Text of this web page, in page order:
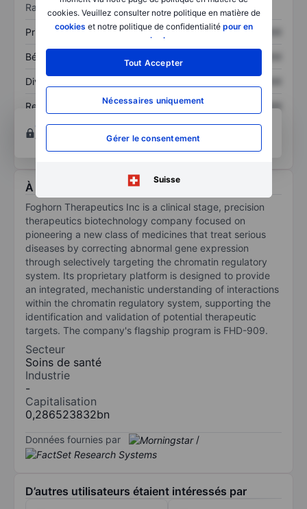
cookies. Veuillez consulter notre politique en matière de
cookies et notre politique de confidentialité pour en
savoir plus
Tout Accepter
Nécessaires uniquement
Gérer le consentement
Suisse
Ratios
Prix / ventes XXXXXXX XXXXXXX
Bénéfice par action
Dividende par action
Rendement des
XXXXXXX
XXXXXXX
Ouvrir un comptepour accéder à d’autres outils
techniques et d’analyse.
À propos Foghorn Therapeutics Inc.
Foghorn Therapeutics Inc is a clinical stage, precision
therapeutics biotechnology company focused on
pioneering a new class of medicines that treat serious
diseases by correcting abnormal gene expression
through selectively targeting the chromatin regulatory
system. Its proprietary platform is designed to provide
an integrated, mechanistic understanding of interactions
within the chromatin regulatory system, supporting the
identification and validation of potential therapeutic
targets. The company's flagship program is FHD-909.
Secteur
Soins de santé
Industrie
-
Capitalisation
0,286523832bn
Données fournies par /
D’autres utilisateurs étaient intéressés par